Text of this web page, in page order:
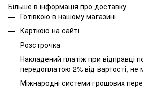
Більше в інформація про доставку
Готівкою в нашому магазині
Карткою на сайті
Розстрочка
Накладений платіж при відправці
передоплатою 2% від вартості, не
Міжнародні системи грошових